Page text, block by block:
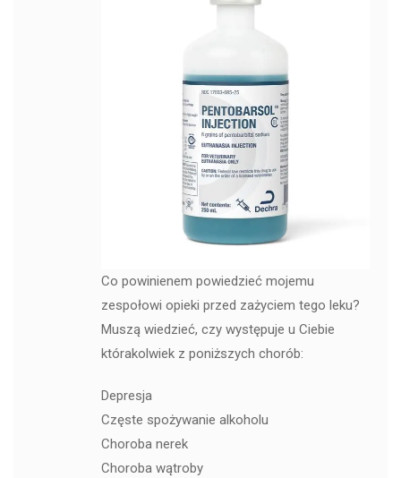
Co powinienem powiedzieć mojemu
zespołowi opieki przed zażyciem tego leku?
Muszą wiedzieć, czy występuje u Ciebie
którakolwiek z poniższych chorób:
Depresja
Częste spożywanie alkoholu
Choroba nerek
Choroba wątroby